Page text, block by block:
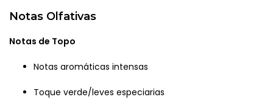
Notas Olfativas
Notas de Topo
Notas aromáticas intensas
Toque verde/leves especiarias